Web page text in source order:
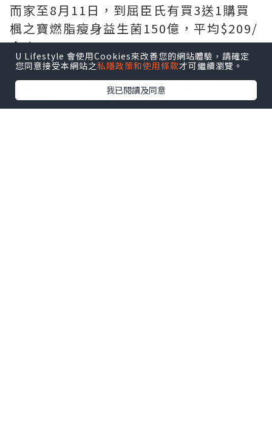
而家至8月11日，到屈臣氏有買3送1購買
楓之寶燃脂瘦身益生菌150億，平均$209/
盒咋！
想腸道健康，又輕鬆燃脂自然瘦📈 快啲去
全線屈臣氏入貨！
U Lifestyle 會使用Cookies來改善您的網站體驗，請確定
您同意接受本網站之私隱政策和使用條款才可繼續瀏覽。
我已閱讀及同意